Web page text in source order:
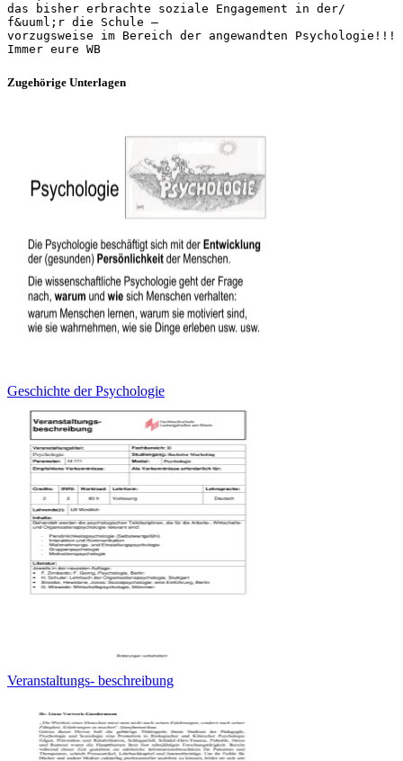
das bisher erbrachte soziale Engagement in der/
f&uuml;r die Schule –
vorzugsweise im Bereich der angewandten Psychologie!!!
Zugehörige Unterlagen
Geschichte der Psychologie
Veranstaltungs- beschreibung